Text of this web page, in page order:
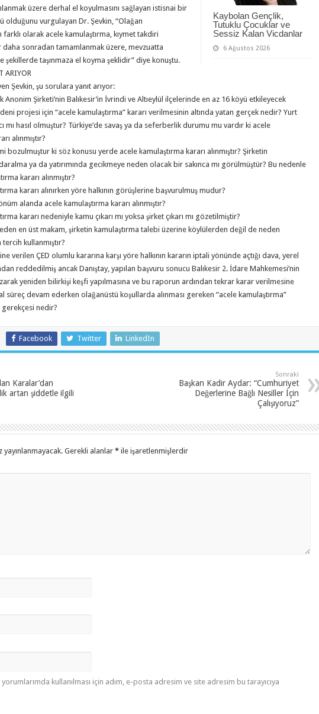
Kaybolan Gençlik,
Tutuklu Çocuklar ve
Sessiz Kalan Vicdanlar
6 Ağustos 2026
üzere derhal el koyulmasını sağlayan istisnai bir
olduğunu vurgulayan Dr. Şevkin, “Olağan
farklı olarak acele kamulaştırma, kıymet takdiri
daha sonradan tamamlanmak üzere, mevzuatta
şekillerde taşınmaza el koyma şeklidir” diye konuştu.
ARIYOR
Şevkin, şu sorulara yanıt arıyor:
Anonim Şirketi’nin Balıkesir’in İvrindi ve Altıeylül ilçelerinde en az 16 köyü etkileyecek
projesi için “acele kamulaştırma” kararı verilmesinin altında yatan gerçek nedir? Yurt
mı hasıl olmuştur? Türkiye’de savaş ya da seferberlik durumu mu vardır ki acele
alınmıştır?
bozulmuştur ki söz konusu yerde acele kamulaştırma kararı alınmıştır? Şirketin
ya da yatırımında gecikmeye neden olacak bir sakınca mı görülmüştür? Bu nedenle
kararı alınmıştır?
kararı alınırken yöre halkının görüşlerine başvurulmuş mudur?
alanda acele kamulaştırma kararı alınmıştır?
kararı nedeniyle kamu çıkarı mı yoksa şirket çıkarı mı gözetilmiştir?
en üst makam, şirketin kamulaştırma talebi üzerine köylülerden değil de neden
kullanmıştır?
verilen ÇED olumlu kararına karşı yöre halkının kararın iptali yönünde açtığı dava, yerel
reddedilmiş ancak Danıştay, yapılan başvuru sonucu Balıkesir 2. İdare Mahkemesi’nin
yeniden bilirkişi keşfi yapılmasına ve bu raporun ardından tekrar karar verilmesine
süreç devam ederken olağanüstü koşullarda alınması gereken “acele kamulaştırma”
gerekçesi nedir?
Facebook Twitter LinkedIn
Karalar’dan
artan şiddetle ilgili
Sonraki
Başkan Kadir Aydar: “Cumhuriyet
Değerlerine Bağlı Nesiller İçin
Çalışıyoruz”
Gerekli alanlar *ile işaretlenmişlerdir
kullanılması için adım, e-posta adresim ve site adresim bu tarayıcıya